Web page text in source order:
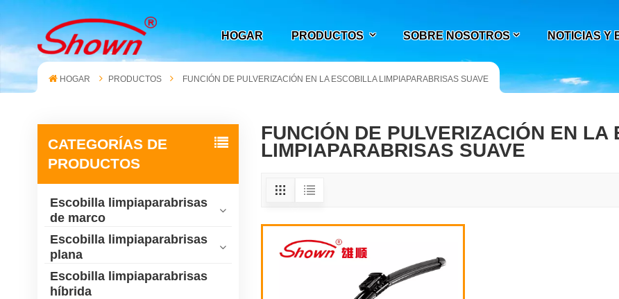
HOGAR PRODUCTOS SOBRE NOSOTROS NOTICIAS Y
HOGAR PRODUCTOS FUNCIÓN DE PULVERIZACIÓN EN LA ESCOBILLA LIMPIAPARABRISAS SUAVE
CATEGORÍAS DE
PRODUCTOS
Escobilla limpiaparabrisas
de marco
Escobilla limpiaparabrisas
plana
Escobilla limpiaparabrisas
híbrida
FUNCIÓN DE PULVERIZACIÓN EN LA
LIMPIAPARABRISAS SUAVE